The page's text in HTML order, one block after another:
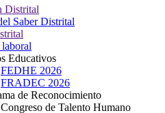
Distrital
Saber Distrital
Educativos
FEDHE 2026
FRADEC 2026
de Reconocimiento
Congreso de Talento Humano